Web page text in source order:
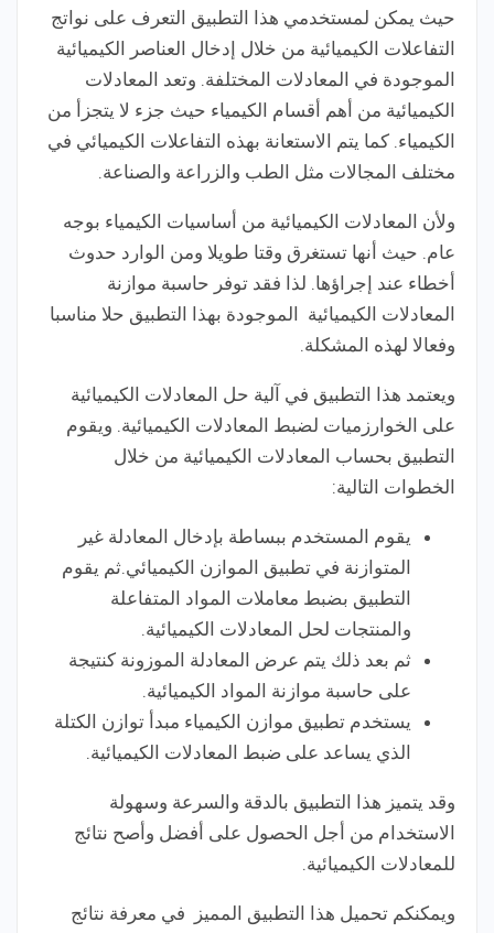
حيث يمكن لمستخدمي هذا التطبيق التعرف على نواتج
التفاعلات الكيميائية من خلال إدخال العناصر الكيميائية
الموجودة في المعادلات المختلفة. وتعد المعادلات
الكيميائية من أهم أقسام الكيمياء حيث جزء لا يتجزأ من
الكيمياء. كما يتم الاستعانة بهذه التفاعلات الكيميائي في
مختلف المجالات مثل الطب والزراعة والصناعة.
ولأن المعادلات الكيميائية من أساسيات الكيمياء بوجه
عام. حيث أنها تستغرق وقتا طويلا ومن الوارد حدوث
أخطاء عند إجراؤها. لذا فقد توفر حاسبة موازنة
المعادلات الكيميائية الموجودة بهذا التطبيق حلا مناسبا
وفعالا لهذه المشكلة.
ويعتمد هذا التطبيق في آلية حل المعادلات الكيميائية
على الخوارزميات لضبط المعادلات الكيميائية. ويقوم
التطبيق بحساب المعادلات الكيميائية من خلال
الخطوات التالية:
يقوم المستخدم ببساطة بإدخال المعادلة غير
المتوازنة في تطبيق الموازن الكيميائي.ثم يقوم
التطبيق بضبط معاملات المواد المتفاعلة
والمنتجات لحل المعادلات الكيميائية.
ثم بعد ذلك يتم عرض المعادلة الموزونة كنتيجة
على حاسبة موازنة المواد الكيميائية.
يستخدم تطبيق موازن الكيمياء مبدأ توازن الكتلة
الذي يساعد على ضبط المعادلات الكيميائية.
وقد يتميز هذا التطبيق بالدقة والسرعة وسهولة
الاستخدام من أجل الحصول على أفضل وأصح نتائج
للمعادلات الكيميائية.
ويمكنكم تحميل هذا التطبيق المميز في معرفة نتائج